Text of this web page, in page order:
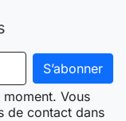
Vous
de contact dans